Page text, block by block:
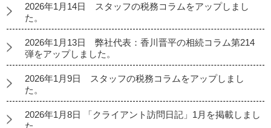
2026年1月14日 スタッフの税務コラムをアップしまし
た。
2026年1月13日 弊社代表：香川晋平の相続コラム第214
弾をアップしました。
2026年1月9日 スタッフの税務コラムをアップしまし
た。
2026年1月8日 「クライアント訪問日記」1月を掲載しまし
た。